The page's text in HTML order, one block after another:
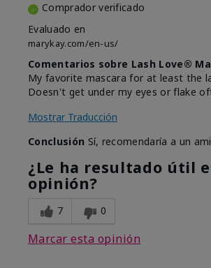
Comprador verificado
Evaluado en
marykay.com/en-us/
Comentarios sobre Lash Love®
My favorite mascara for at least the
Doesn't get under my eyes or flake
Mostrar Traducción
Conclusión Sí, recomendaría a un
¿Le ha resultado útil
opinión?
7 0
Marcar esta opinión